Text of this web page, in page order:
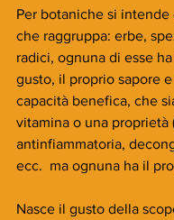
Per botaniche si
che raggruppa: erbe,
radici, ognuna di esse
gusto, il proprio sapore
capacità benefica, che
vitamina o una proprietà
antinfiammatoria,
ecc.  ma ognuna ha il
Nasce il gusto della